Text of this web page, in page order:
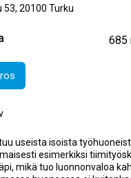
53, 20100 Turku
685
useista isoista
esimerkiksi
mikä tuo luonnonvaloa